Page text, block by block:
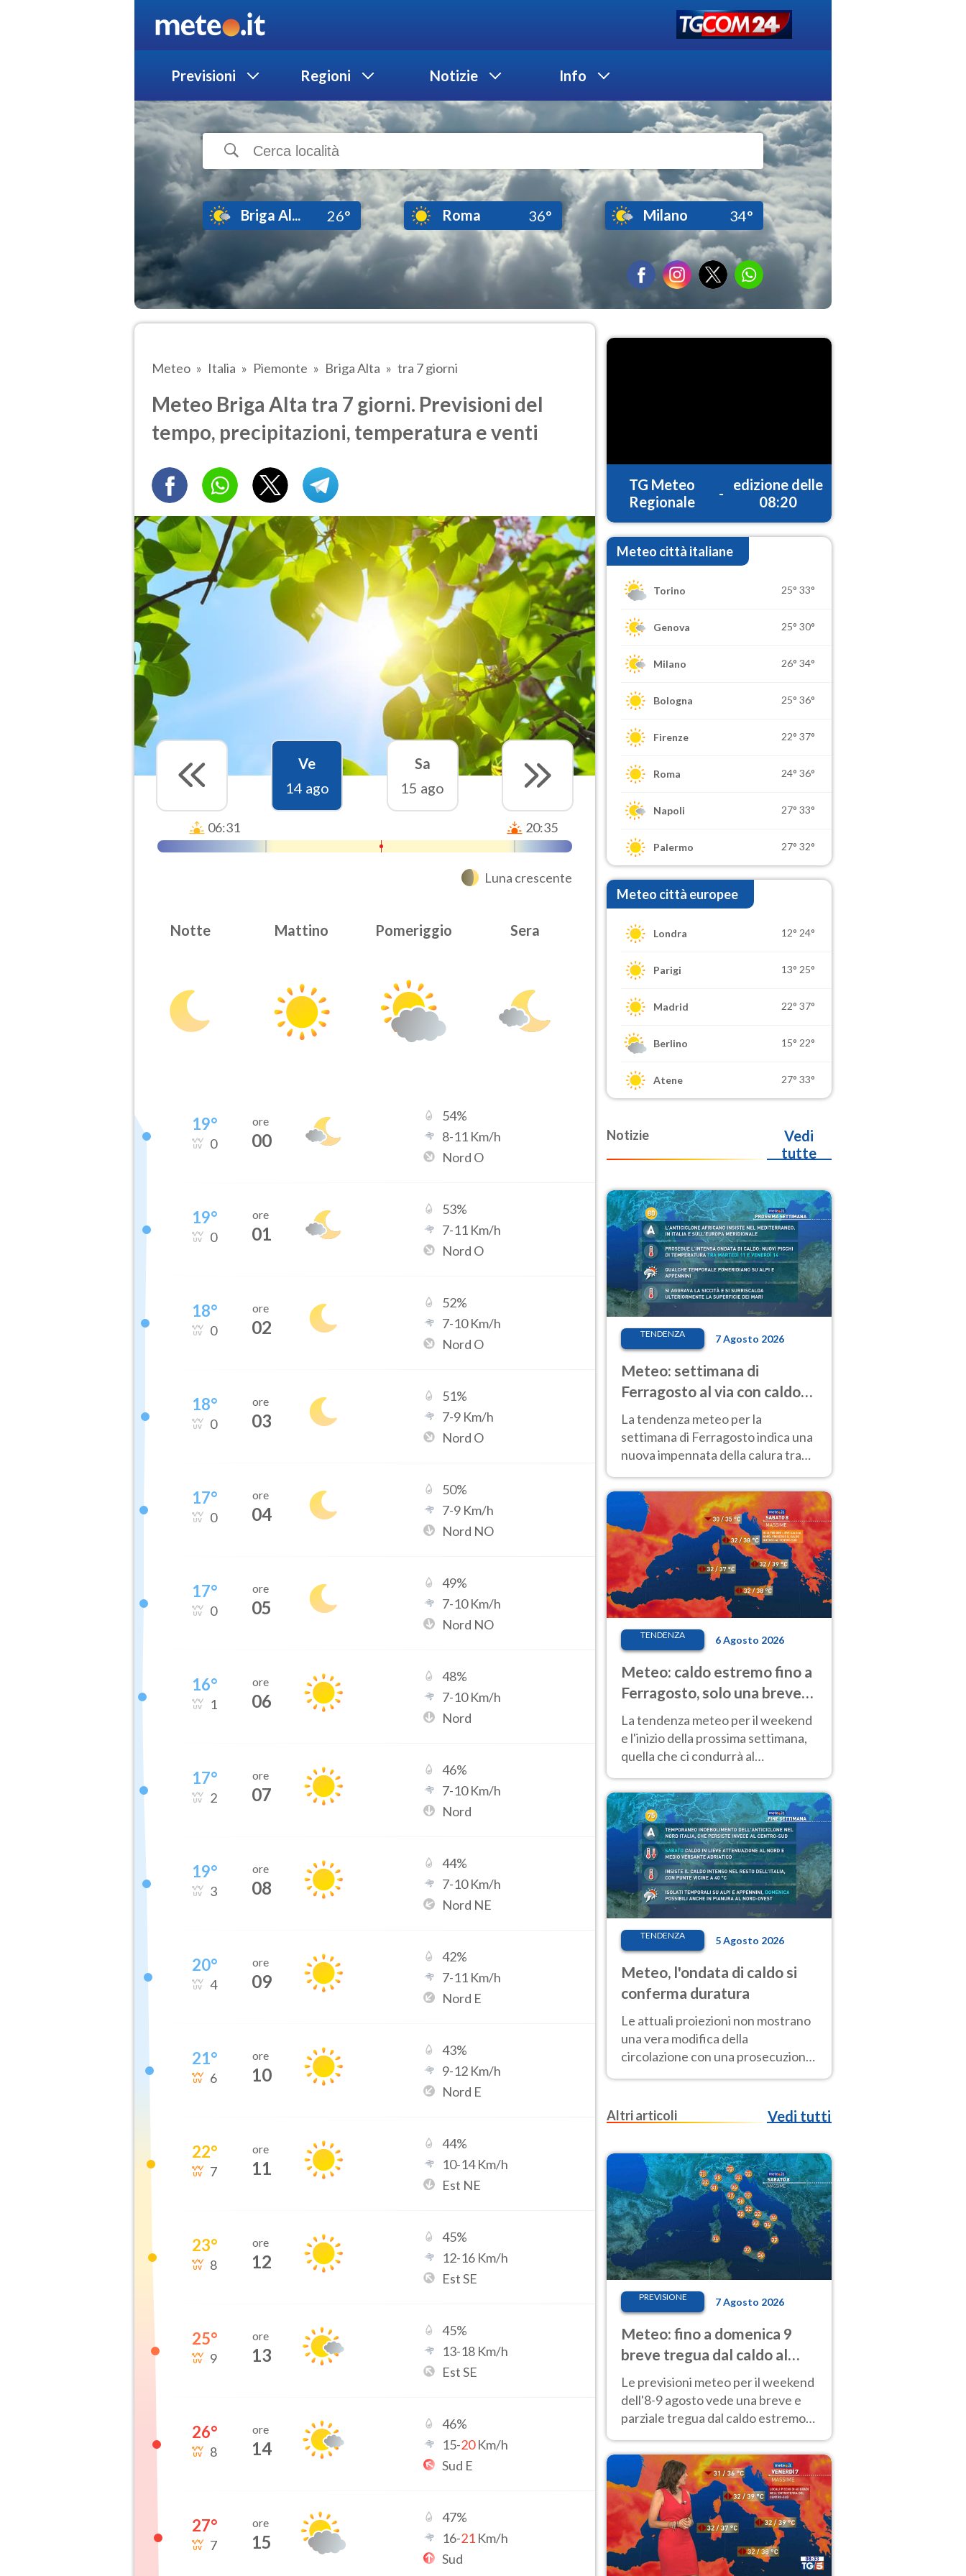
Previsioni Regioni Notizie Info
Briga Al... 26° Roma 36° Milano 34°
Meteo Italia Piemonte Briga Alta tra 7 giorni
Meteo Briga Alta tra 7 giorni. Previsioni del
tempo, precipitazioni, temperatura e venti
Ve
14 ago
Sa
15 ago
06:31 20:35
Luna crescente
Notte Mattino Pomeriggio Sera
19°
0
ore
00
54%
8-11 Km/h
Nord O
19°
0
ore
01
53%
7-11 Km/h
Nord O
18°
0
ore
02
52%
7-10Km/h
Nord O
18°
0
ore
03
51%
7-9 Km/h
Nord O
17°
0
ore
04
50%
7-9 Km/h
Nord NO
17°
0
ore
05
49%
7-10Km/h
Nord NO
16°
1
ore
06
48%
7-10Km/h
Nord
17°
2
ore
07
46%
7-10Km/h
Nord
19°
3
ore
08
44%
7-10Km/h
Nord NE
20°
4
ore
09
42%
7-11 Km/h
Nord E
21°
6
ore
10
43%
9-12 Km/h
Nord E
22°
7
ore
11
44%
10-14Km/h
Est NE
23°
8
ore
12
45%
12-16 Km/h
Est SE
25°
9
ore
13
45%
13-18 Km/h
Est SE
26°
8
ore
14
46%
15-20Km/h
Sud E
27°
7
ore
15
47%
16-21 Km/h
Sud
TG Meteo
Regionale
-
edizione delle
08:20
Meteo città italiane
Torino 25° 33°
Genova 25° 30°
Milano 26° 34°
Bologna 25° 36°
Firenze 22° 37°
Roma 24° 36°
Napoli 27° 33°
Palermo 27° 32°
Meteo città europee
Londra 12° 24°
Parigi 13° 25°
Madrid 22° 37°
Berlino 15° 22°
Atene 27° 33°
Notizie
Vedi
tutte
TENDENZA 7 Agosto 2026
Meteo: settimana di
Ferragosto al via con caldo
intenso e qualche temporale
La tendenza meteo per la
settimana di Ferragosto indica una
nuova impennata della calura tra
anche al Nord.
TENDENZA 6 Agosto 2026
Meteo: caldo estremo fino a
Ferragosto, solo una breve
pausa. Ecco dove
La tendenza meteo per il weekend
e l'inizio della prossima settimana,
quella che ci condurrà al
temperature molto elevate
TENDENZA 5 Agosto 2026
Meteo, l'ondata di caldo si
conferma duratura
Le attuali proiezioni non mostrano
una vera modifica della
circolazione con una prosecuzione
del caldo fuori scala per molti
Ferragosto
Altri articoli Vedi tutti
PREVISIONE 7 Agosto 2026
Meteo: fino a domenica 9
breve tregua dal caldo al
Nord! Altrove calura e afa
Le previsioni meteo per il weekend
dell'8-9 agosto vede una breve e
parziale tregua dal caldo estremo
40 gradi.